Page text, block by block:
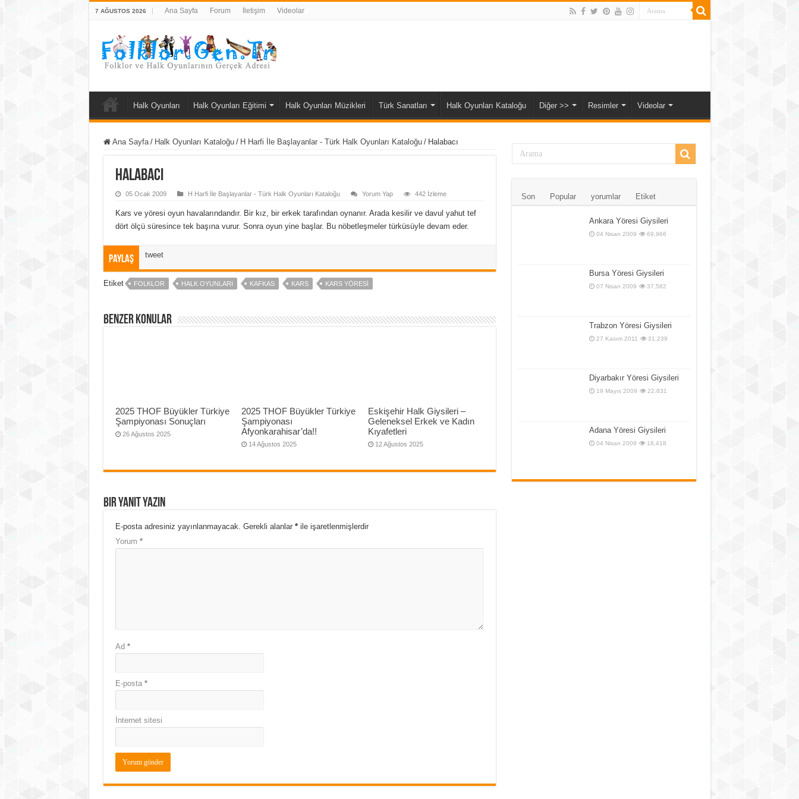
7 AĞUSTOS 2026 Ana Sayfa Forum İletişim Videolar
Halk Oyunları Halk Oyunları Eğitimi Halk Oyunları Müzikleri Türk Sanatları Halk Oyunları Kataloğu Diğer >> Resimler Videolar
Ana Sayfa / Halk Oyunları Kataloğu / H Harfi İle Başlayanlar - Türk Halk Oyunları Kataloğu / Halabacı
Halabacı
05 Ocak 2009 H Harfi İle Başlayanlar - Türk Halk Oyunları Kataloğu Yorum Yap 442 İzleme
Kars ve yöresi oyun havalarındandır. Bir kız, bir erkek tarafından oynanır. Arada kesilir ve davul yahut tef
dört ölçü süresince tek başına vurur. Sonra oyun yine başlar. Bu nöbetleşmeler türküsüyle devam eder.
Paylaş tweet
Etiket FOLKLOR HALK OYUNLARI KAFKAS KARS KARS YÖRESI
Benzer Konular
2025 THOF Büyükler Türkiye
Şampiyonası Sonuçları
26 Ağustos 2025
2025 THOF Büyükler Türkiye
Şampiyonası
Afyonkarahisar’da!!
14 Ağustos 2025
Eskişehir Halk Giysileri –
Geleneksel Erkek ve Kadın
Kıyafetleri
12 Ağustos 2025
Bir yanıt yazın
E-posta adresiniz yayınlanmayacak. Gerekli alanlar *ile işaretlenmişlerdir
Yorum *
Ad *
E-posta *
İnternet sitesi
Son Popular yorumlar Etiket
Ankara Yöresi Giysileri
04 Nisan 2009 69,966
Bursa Yöresi Giysileri
07 Nisan 2009 37,582
Trabzon Yöresi Giysileri
27 Kasım 2011 31,239
Diyarbakır Yöresi Giysileri
19 Mayıs 2009 22,831
Adana Yöresi Giysileri
04 Nisan 2009 18,418